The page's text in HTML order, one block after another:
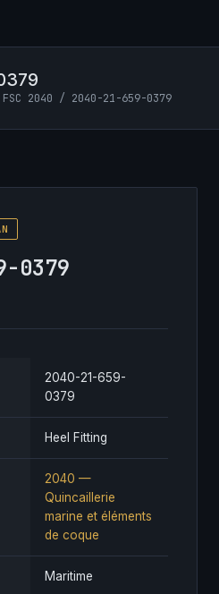
FSC 2040 / 2040-21-659-0379
0379
2040-21-659-
0379
Heel Fitting
2040 —
Quincaillerie
marine et éléments
de coque
Maritime